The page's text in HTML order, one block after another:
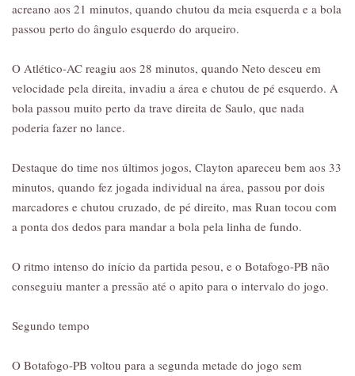
acreano aos 21 minutos, quando chutou da meia esquerda e a bola
passou perto do ângulo esquerdo do arqueiro.
O Atlético-AC reagiu aos 28 minutos, quando Neto desceu em
velocidade pela direita, invadiu a área e chutou de pé esquerdo. A
bola passou muito perto da trave direita de Saulo, que nada
poderia fazer no lance.
Destaque do time nos últimos jogos, Clayton apareceu bem aos 33
minutos, quando fez jogada individual na área, passou por dois
marcadores e chutou cruzado, de pé direito, mas Ruan tocou com
a ponta dos dedos para mandar a bola pela linha de fundo.
O ritmo intenso do início da partida pesou, e o Botafogo-PB não
conseguiu manter a pressão até o apito para o intervalo do jogo.
Segundo tempo
O Botafogo-PB voltou para a segunda metade do jogo sem